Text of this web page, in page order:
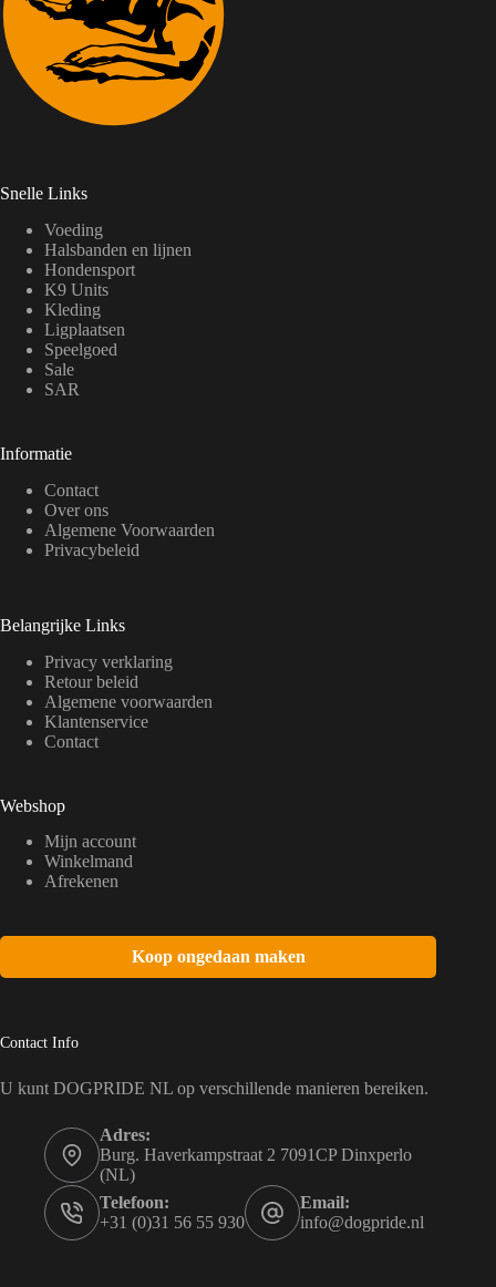
Snelle Links
Voeding
Halsbanden en lijnen
Hondensport
K9 Units
Kleding
Ligplaatsen
Speelgoed
Sale
SAR
Informatie
Contact
Over ons
Algemene Voorwaarden
Privacybeleid
Belangrijke Links
Privacy verklaring
Retour beleid
Algemene voorwaarden
Klantenservice
Contact
Webshop
Mijn account
Winkelmand
Afrekenen
Koop ongedaan maken
Contact Info
U kunt DOGPRIDE NL op verschillende manieren bereiken.
Adres:
Burg. Haverkampstraat 2 7091CP Dinxperlo
(NL)
Telefoon:
+31 (0)31 56 55 930
Email:
info@dogpride.nl